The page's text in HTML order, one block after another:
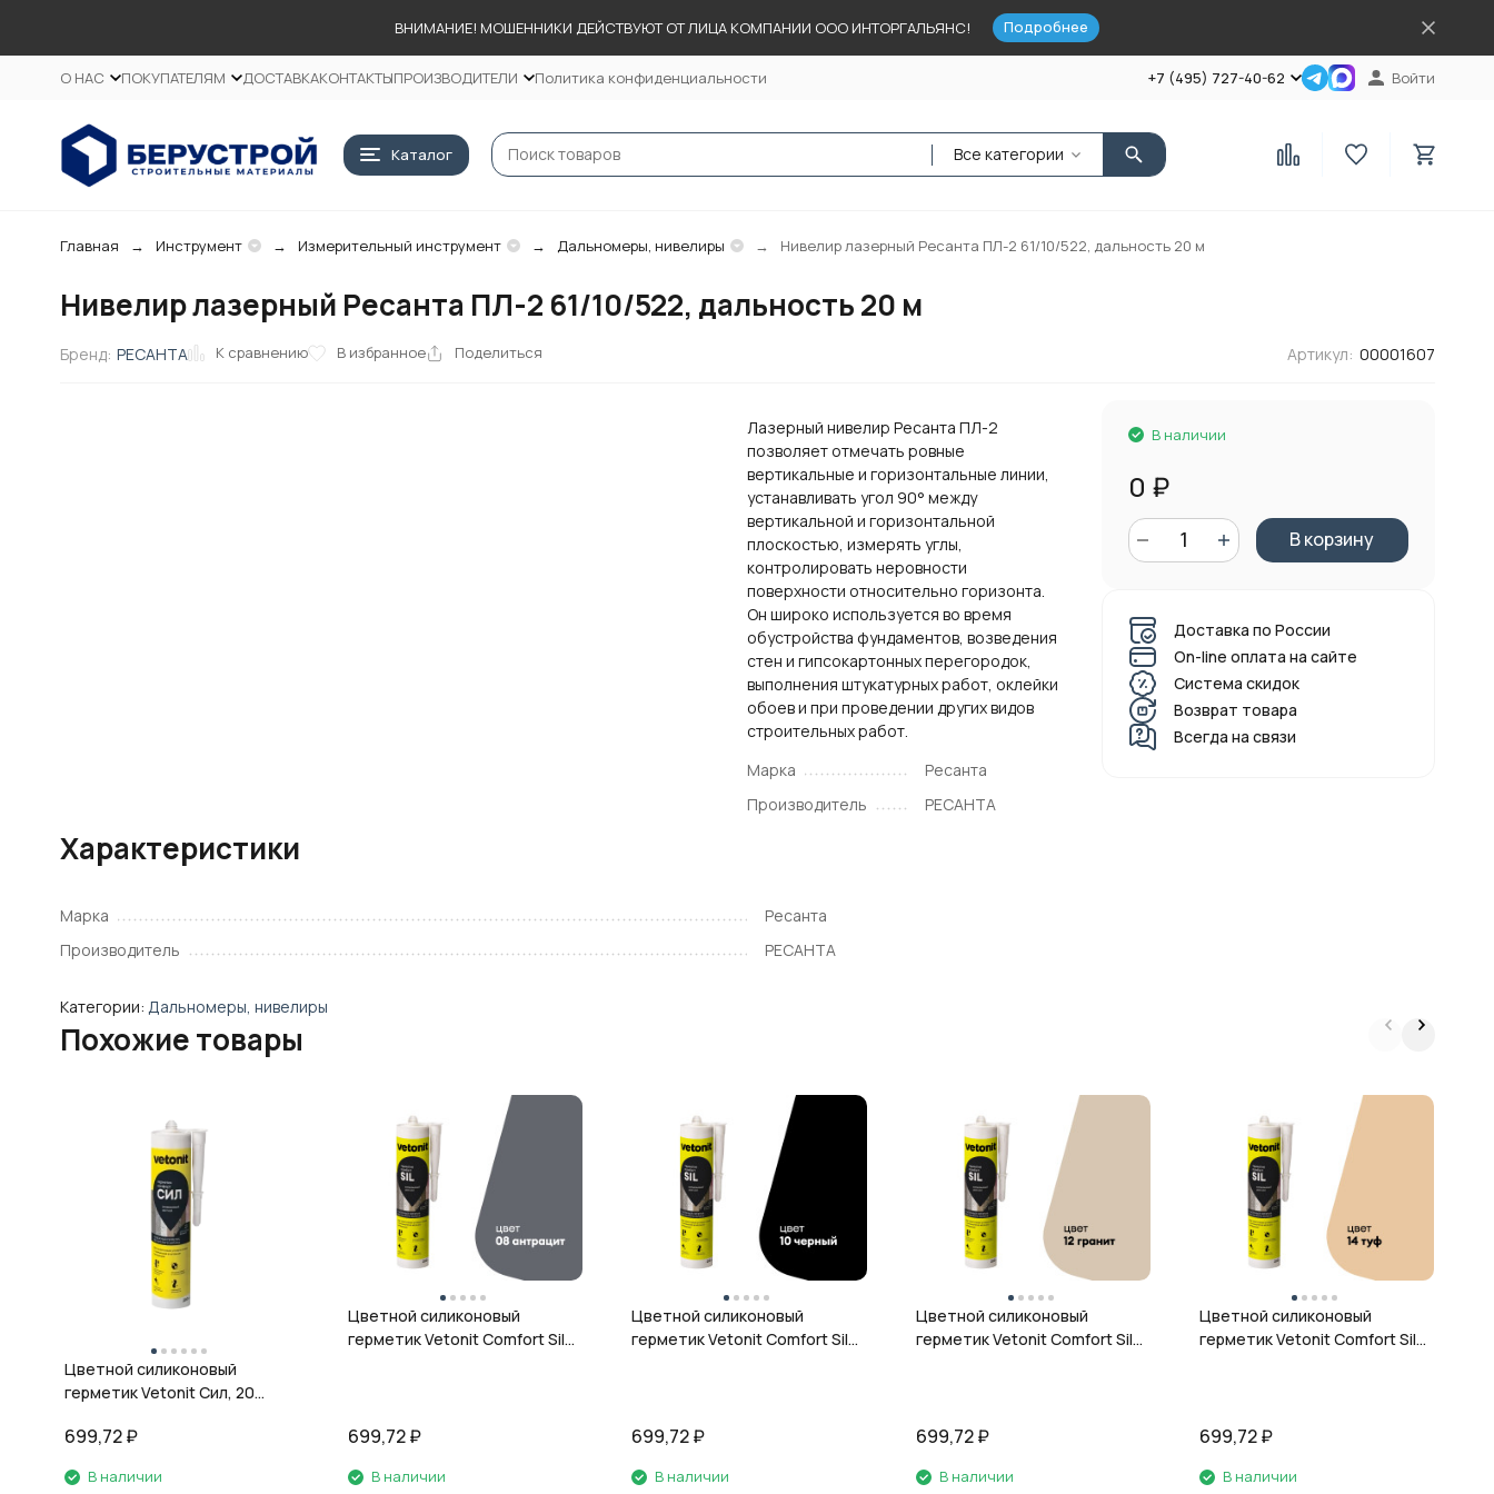
ВНИМАНИЕ! МОШЕННИКИ ДЕЙСТВУЮТ ОТ ЛИЦА КОМПАНИИ ООО ИНТОРГАЛЬЯНС! Подробнее
О НАС ПОКУПАТЕЛЯМ ДОСТАВКАКОНТАКТЫПРОИЗВОДИТЕЛИ Политика конфиденциальности +7 (495) 727-40-62 Войти
Каталог Все категории
Главная Инструмент Измерительный инструмент Дальномеры, нивелиры Нивелир лазерный Ресанта ПЛ-2 61/10/522, дальность 20 м
Нивелир лазерный Ресанта ПЛ-2 61/10/522, дальность 20 м
Бренд: РЕСАНТА К сравнению В избранное Поделиться Артикул: 00001607
Лазерный нивелир Ресанта ПЛ-2
позволяет отмечать ровные
вертикальные и горизонтальные линии,
устанавливать угол 90° между
вертикальной и горизонтальной
плоскостью, измерять углы,
контролировать неровности
поверхности относительно горизонта.
Он широко используется во время
обустройства фундаментов, возведения
стен и гипсокартонных перегородок,
выполнения штукатурных работ, оклейки
обоев и при проведении других видов
строительных работ.
Марка
Ресанта
Производитель
РЕСАНТА
В наличии
0 ₽
В корзину
Доставка по России
On-line оплата на сайте
Система скидок
Возврат товара
Всегда на связи
Характеристики
Марка
Ресанта
Производитель
РЕСАНТА
Категории: Дальномеры, нивелиры
Похожие товары
Цветной силиконовый
герметик Vetonit Сил, 20
699,72 ₽
В наличии
Цветной силиконовый
герметик Vetonit Comfort Sil,
699,72₽
В наличии
Цветной силиконовый
герметик Vetonit Comfort Sil,
699,72₽
В наличии
Цветной силиконовый
герметик Vetonit Comfort Sil,
699,72₽
В наличии
Цветной силиконовый
герметик Vetonit Comfort Sil,
699,72₽
В наличии